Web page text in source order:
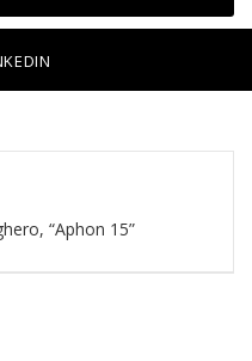
“Aphon 15”